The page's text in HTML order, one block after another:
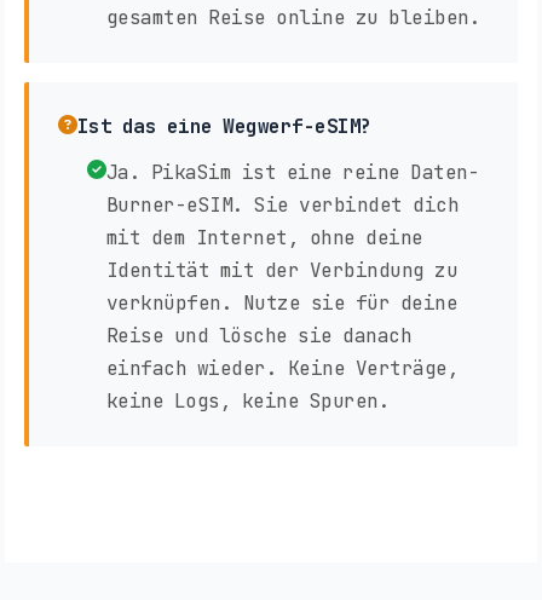
gesamten Reise online zu bleiben.
Ist das eine Wegwerf-eSIM?
Ja. PikaSim ist eine reine Daten-
Burner-eSIM. Sie verbindet dich
mit dem Internet, ohne deine
Identität mit der Verbindung zu
verknüpfen. Nutze sie für deine
Reise und lösche sie danach
einfach wieder. Keine Verträge,
keine Logs, keine Spuren.